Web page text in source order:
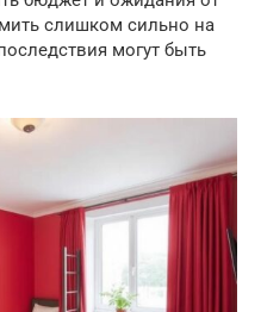
слишком сильно на
могут быть